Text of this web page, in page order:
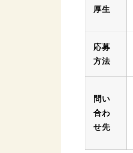
厚生
応募
方法
問い
合わ
せ先